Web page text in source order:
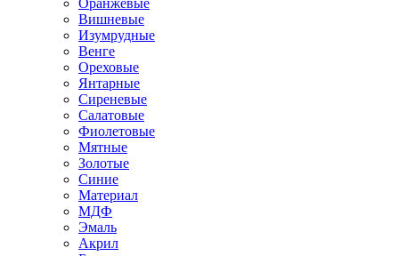
Оранжевые
Вишневые
Изумрудные
Венге
Ореховые
Янтарные
Сиреневые
Салатовые
Фиолетовые
Мятные
Золотые
Синие
Материал
МДФ
Эмаль
Акрил